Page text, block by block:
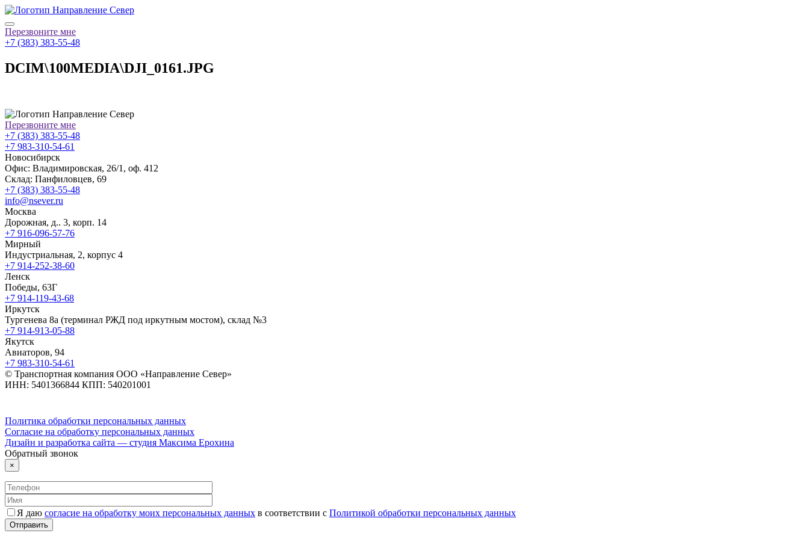
Перезвоните мне
+7 (383) 383-55-48
DCIM\100MEDIA\DJI_0161.JPG
Перезвоните мне
+7 (383) 383-55-48
+7 983-310-54-61
Новосибирск
Офис: Владимировская, 26/1, оф. 412
Склад: Панфиловцев, 69
+7 (383) 383-55-48
info@nsever.ru
Москва
Дорожная, д.. 3, корп. 14
+7 916-096-57-76
Мирный
Индустриальная, 2, корпус 4
+7 914-252-38-60
Ленск
Победы, 63Г
+7 914-119-43-68
Иркутск
Тургенева 8а (терминал РЖД под иркутным мостом), склад №3
+7 914-913-05-88
Якутск
Авиаторов, 94
+7 983-310-54-61
© Транспортная компания ООО «Направление Север»
ИНН: 5401366844 КПП: 540201001
Политика обработки персональных данных
Согласие на обработку персональных данных
Дизайн и разработка сайта — студия Максима Ерохина
Обратный звонок
×
Я даю согласие на обработку моих персональных данных в соответствии с Политикой обработки персональных данных
Отправить